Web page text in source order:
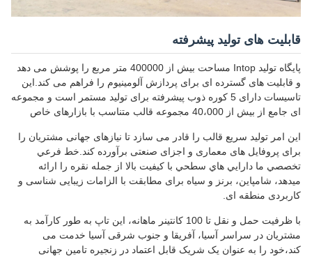
قابلیت های تولید پیشرفته
پایگاه تولید Intop مساحت بیش از 400000 متر مربع را پوشش می دهد
و قابلیت های گسترده ای برای پردازش آلومینیوم را فراهم می کند.این
تاسیسات دارای 5 کوره ذوب پیشرفته برای تولید مستمر است و مجموعه
ای جامع از بیش از 40،000 مجموعه قالب متناسب با بازارهای خاص
این امر تولید سریع قالب را قادر می سازد تا نیازهای جهانی مشتریان را
برای پروفایل های معماری و اجزای صنعتی برآورده کند.خط فرعي
تخصصي ما دارايي هاي سطحي با کيفيت بالا از جمله نقره را ارائه
ميدهد، شامپاین، برنز و سیاه برای مطابقت با الزامات زیبایی شناسی و
کاربردی منطقه ای.
با ظرفیت حمل و نقل تا 100 کانتینر ماهانه، این تاپ به طور کارآمد به
مشتریان در سراسر آسیا، آفریقا و جنوب شرقی آسیا خدمت می
کند،خود را به عنوان یک شریک قابل اعتماد در زنجیره تامین جهانی